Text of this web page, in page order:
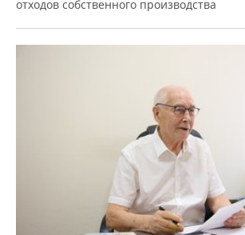
отходов собственного производства